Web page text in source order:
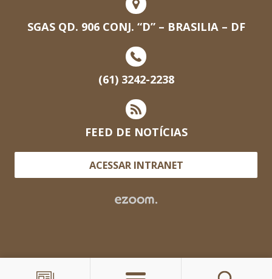
SGAS QD. 906 CONJ. “D” – BRASILIA – DF
(61) 3242-2238
FEED DE NOTÍCIAS
ACESSAR INTRANET